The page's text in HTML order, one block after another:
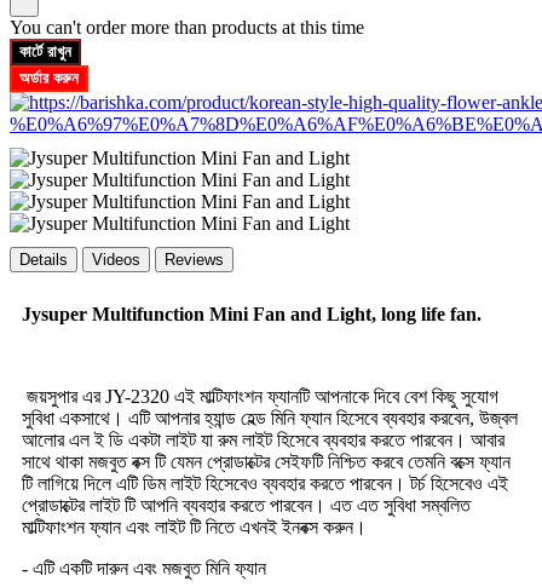
You can't order more than products at this time
কার্টে রাখুন
অর্ডার করুন
Details Videos Reviews
Jysuper Multifunction Mini Fan and Light, long life fan.
জয়সুপার এর JY-2320 এই মাল্টিফাংশন ফ্যানটি আপনাকে দিবে বেশ কিছু সুযোগ
সুবিধা একসাথে। এটি আপনার হ্যান্ড হেল্ড মিনি ফ্যান হিসেবে ব্যবহার করবেন, উজ্বল
আলোর এল ই ডি একটা লাইট যা রুম লাইট হিসেবে ব্যবহার করতে পারবেন। আবার
সাথে থাকা মজবুত বক্স টি যেমন প্রোডাক্টের সেইফটি নিশ্চিত করবে তেমনি বক্সে ফ্যান
টি লাগিয়ে দিলে এটি ডিম লাইট হিসেবেও ব্যবহার করতে পারবেন। টর্চ হিসেবেও এই
প্রোডাক্টের লাইট টি আপনি ব্যবহার করতে পারবেন। এত এত সুবিধা সম্বলিত
মাল্টিফাংশন ফ্যান এবং লাইট টি নিতে এখনই ইনবক্স করুন।
- এটি একটি দারুন এবং মজবুত মিনি ফ্যান